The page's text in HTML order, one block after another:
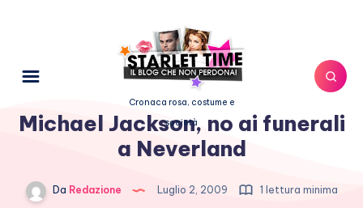
Cronaca rosa, costume e
società
Michael Jackson, no ai funerali
a Neverland
Da Redazione Luglio 2, 2009 1 lettura minima